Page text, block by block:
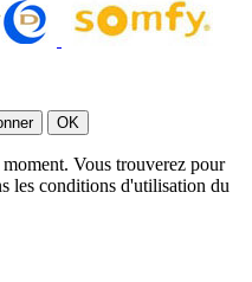
moment. Vous trouverez pour
les conditions d'utilisation du